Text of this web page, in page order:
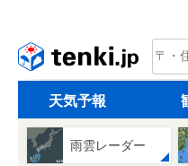
天気予報
雨雲レーダー